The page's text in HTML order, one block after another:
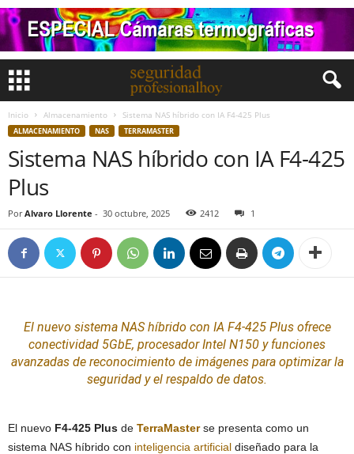
Inicio Almacenamiento Sistema NAS híbrido con IA F4-425 Plus
ALMACENAMIENTO NAS TERRAMASTER
Sistema NAS híbrido con IA F4-425
Plus
Por Alvaro Llorente - 30 octubre, 2025 2412 1
El nuevo sistema NAShíbrido con IA F4-425 Plus ofrece
conectividad 5GbE, procesadorIntel N150 y funciones
avanzadas de reconocimientode imágenes para optimizar la
seguridad y el respaldo de datos.
El nuevo F4-425 Plus de TerraMasterse presenta como un
sistema NAS híbrido con inteligencia artificial diseñado para la